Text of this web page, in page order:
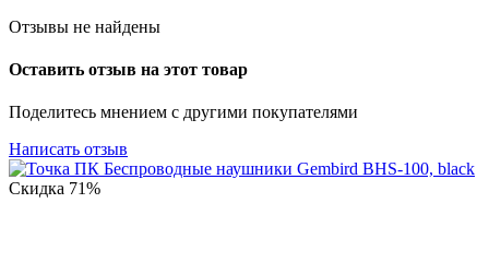
Отзывы не найдены
Оставить отзыв на этот товар
Поделитесь мнением с другими покупателями
Написать отзыв
Скидка 71%